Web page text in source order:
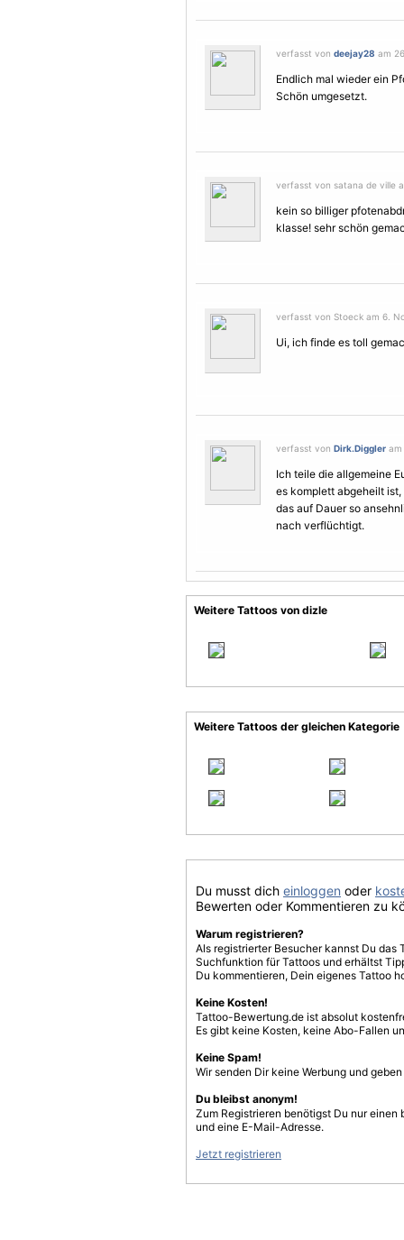
verfasst von deejay28 am
Endlich mal wieder ein
Schön umgesetzt.
verfasst von satana de ville
kein so billiger
klasse! sehr schön
verfasst von Stoeck am 6.
Ui, ich finde es toll
verfasst von Dirk.Diggler am
Ich teile die allgemeine
es komplett abgeheilt
das auf Dauer so
nach verflüchtigt.
Weitere Tattoos von dizle
Weitere Tattoos der gleichen Kategorie
Du musst dich einloggen oder
Bewerten oder Kommentieren zu
Warum registrieren?
Als registrierter Besucher kannst Du
Suchfunktion für Tattoos und erhältst
Du kommentieren, Dein eigenes Tattoo
Keine Kosten!
Tattoo-Bewertung.de ist absolut
Es gibt keine Kosten, keine Abo-Fallen
Keine Spam!
Wir senden Dir keine Werbung und
Du bleibst anonym!
Zum Registrieren benötigst Du nur einen
und eine E-Mail-Adresse.
Jetzt registrieren